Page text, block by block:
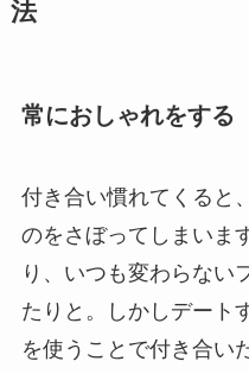
法
常におしゃれをする
付き合い慣れてくると
のをさぼってしまいま
り、いつも変わらない
たりと。しかしデート
を使うことで付き合い